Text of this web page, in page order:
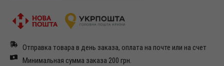
Отправка товара в день заказа, оплата на почте или на счет
Минимальная сумма заказа 200 грн.